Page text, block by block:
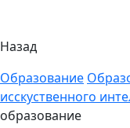
Назад
Образование
исскуственного
образование